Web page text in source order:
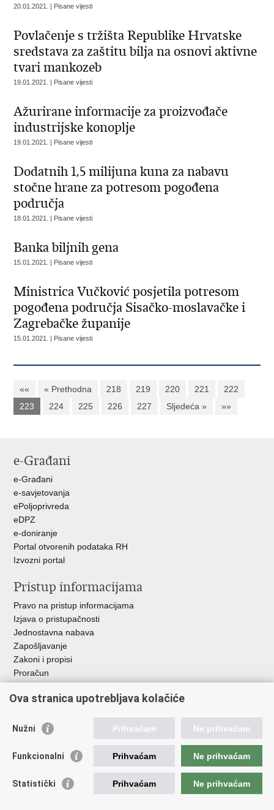
20.01.2021. | Pisane vijesti
Povlačenje s tržišta Republike Hrvatske
sredstava za zaštitu bilja na osnovi aktivne
tvari mankozeb
19.01.2021. | Pisane vijesti
Ažurirane informacije za proizvođače
industrijske konoplje
19.01.2021. | Pisane vijesti
Dodatnih 1,5 milijuna kuna za nabavu
stočne hrane za potresom pogođena
područja
18.01.2021. | Pisane vijesti
Banka biljnih gena
15.01.2021. | Pisane vijesti
Ministrica Vučković posjetila potresom
pogođena područja Sisačko-moslavačke i
Zagrebačke županije
15.01.2021. | Pisane vijesti
«« « Prethodna 218 219 220 221
222
223
224 225 226 227 Sljedeća » »»
e-Građani
e-Građani
e-savjetovanja
ePoljoprivreda
eDPZ
e-doniranje
Portal otvorenih podataka RH
Izvozni portal
Pristup informacijama
Pravo na pristup informacijama
Izjava o pristupačnosti
Jednostavna nabava
Zapošljavanje
Zakoni i propisi
Proračun
RH
Važne poveznice
Hrvatska agencija za poljoprivredu i hranu
Agencija za plaćanja u poljoprivredi, ribarstvu i ruralnom
razvoju
Ova stranica upotrebljava kolačiće
Nužni Prihvaćam Ne prihvaćam
Funkcionalni Prihvaćam Ne prihvaćam
Statistički Prihvaćam Ne prihvaćam